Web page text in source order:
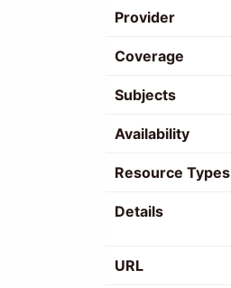
Provider
Coverage
Subjects
Availability
Resource Types
Details
URL